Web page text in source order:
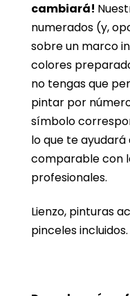
cambiará!
numerados (y,
sobre un marco
colores
no tengas que
pintar por
símbolo
lo que te
comparable con
profesionales.
Lienzo, pinturas
pinceles incluidos.